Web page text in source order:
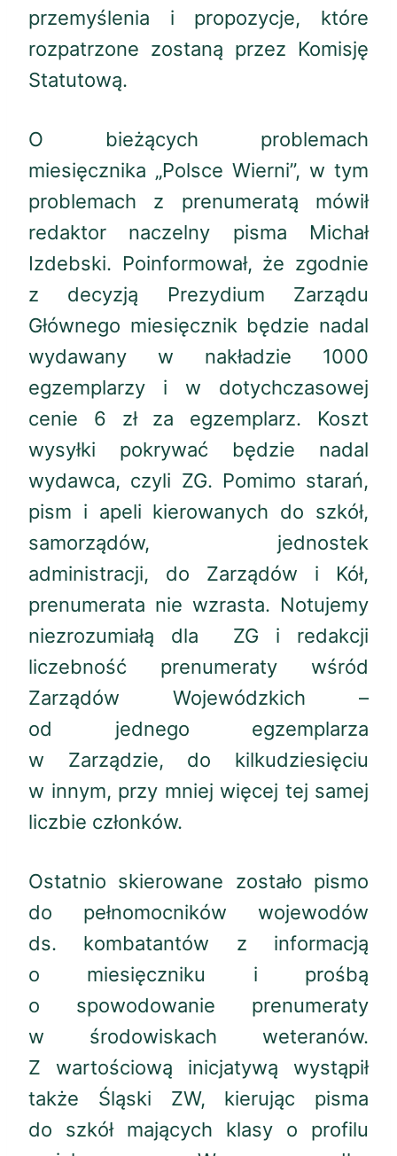
przemyślenia i propozycje, które
rozpatrzone zostaną przez Komisję
Statutową.
O bieżących problemach
miesięcznika „Polsce Wierni”, w tym
problemach z prenumeratą mówił
redaktor naczelny pisma Michał
Izdebski. Poinformował, że zgodnie
z decyzją Prezydium Zarządu
Głównego miesięcznik będzie nadal
wydawany w nakładzie 1000
egzemplarzy i w dotychczasowej
cenie 6 zł za egzemplarz. Koszt
wysyłki pokrywać będzie nadal
wydawca, czyli ZG. Pomimo starań,
pism i apeli kierowanych do szkół,
samorządów, jednostek
administracji, do Zarządów i Kół,
prenumerata nie wzrasta. Notujemy
niezrozumiałą dla ZG i redakcji
liczebność prenumeraty wśród
Zarządów Wojewódzkich –
od jednego egzemplarza
w Zarządzie, do kilkudziesięciu
w innym, przy mniej więcej tej samej
liczbie członków.
Ostatnio skierowane zostało pismo
do pełnomocników wojewodów
ds. kombatantów z informacją
o miesięczniku i prośbą
o spowodowanie prenumeraty
w środowiskach weteranów.
Z wartościową inicjatywą wystąpił
także Śląski ZW, kierując pisma
do szkół mających klasy o profilu